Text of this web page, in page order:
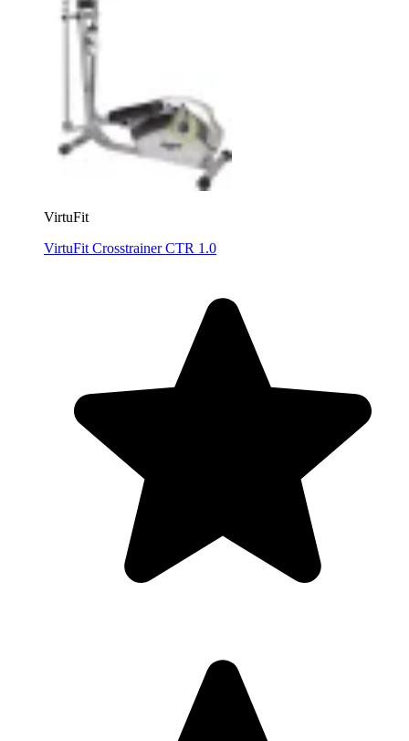
VirtuFit
VirtuFit Crosstrainer CTR 1.0